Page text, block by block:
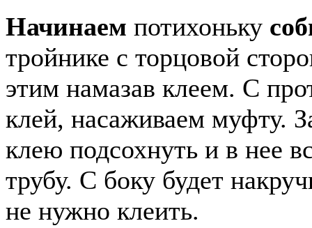
Начинаем потихоньку
тройнике с торцовой
этим намазав клеем. С
клей, насаживаем муфту.
клею подсохнуть и в нее
трубу. С боку будет
не нужно клеить.